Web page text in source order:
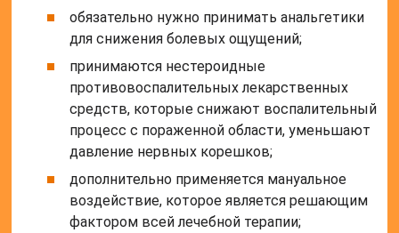
обязательно нужно принимать анальгетики
для снижения болевых ощущений;
принимаются нестероидные
противовоспалительных лекарственных
средств, которые снижают воспалительный
процесс с пораженной области, уменьшают
давление нервных корешков;
дополнительно применяется мануальное
воздействие, которое является решающим
фактором всей лечебной терапии;